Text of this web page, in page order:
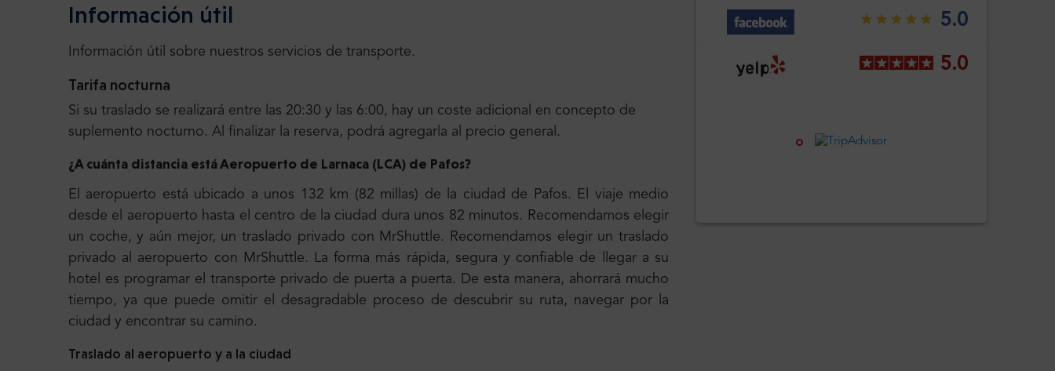
5.0
5.0
Información útil
Información útil sobre nuestros servicios de transporte.
Tarifa nocturna
Si su traslado se realizará entre las 20:30 y las 6:00, hay un coste adicional en concepto de
suplemento nocturno. Al finalizar la reserva, podrá agregarla al precio general.
¿A cuánta distancia está Aeropuerto de Larnaca (LCA) de Pafos?
El aeropuerto está ubicado a unos 132 km (82 millas) de la ciudad de Pafos. El viaje medio
desde el aeropuerto hasta el centro de la ciudad dura unos 82 minutos. Recomendamos elegir
un coche, y aún mejor, un traslado privado con MrShuttle. Recomendamos elegir un traslado
privado al aeropuerto con MrShuttle. La forma más rápida, segura y confiable de llegar a su
hotel es programar el transporte privado de puerta a puerta. De esta manera, ahorrará mucho
tiempo, ya que puede omitir el desagradable proceso de descubrir su ruta, navegar por la
ciudad y encontrar su camino.
Traslado al aeropuerto y a la ciudad